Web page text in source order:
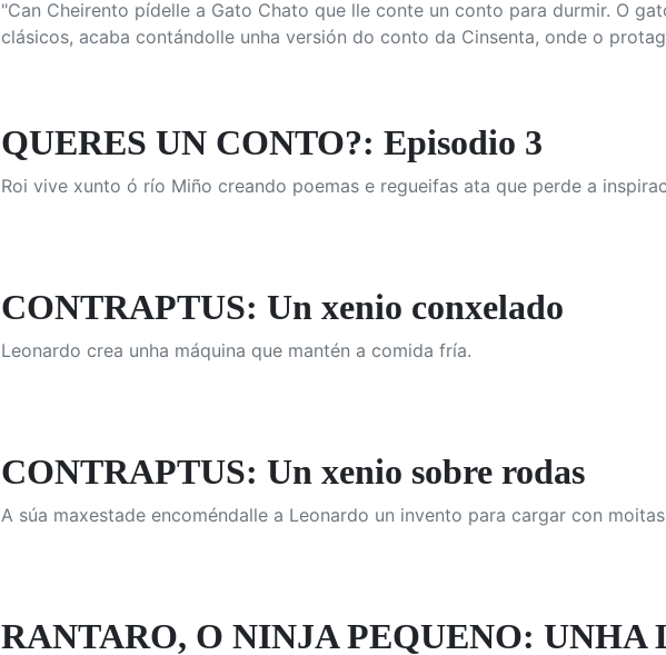
"Can Cheirento pídelle a Gato Chato que lle conte un conto para durmir. O
clásicos, acaba contándolle unha versión do conto da Cinsenta, onde o
QUERES UN CONTO?: Episodio 3
Roi vive xunto ó río Miño creando poemas e regueifas ata que perde a
CONTRAPTUS: Un xenio conxelado
Leonardo crea unha máquina que mantén a comida fría.
CONTRAPTUS: Un xenio sobre rodas
A súa maxestade encoméndalle a Leonardo un invento para cargar con
RANTARO, O NINJA PEQUENO: UNHA